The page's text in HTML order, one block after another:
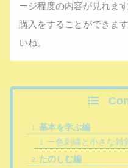
ージ程度の内容が見れま
購入をすることができま
いね。
基本を学ぶ編
一色刺繍と小さな雑
たのしむ編